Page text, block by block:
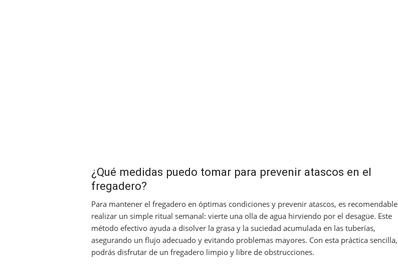
¿Qué medidas puedo tomar para prevenir atascos en el
fregadero?
Para mantener el fregadero en óptimas condiciones y prevenir atascos, es recomendable
realizar un simple ritual semanal: vierte una olla de agua hirviendo por el desagüe. Este
método efectivo ayuda a disolver la grasa y la suciedad acumulada en las tuberías,
asegurando un flujo adecuado y evitando problemas mayores. Con esta práctica sencilla,
podrás disfrutar de un fregadero limpio y libre de obstrucciones.